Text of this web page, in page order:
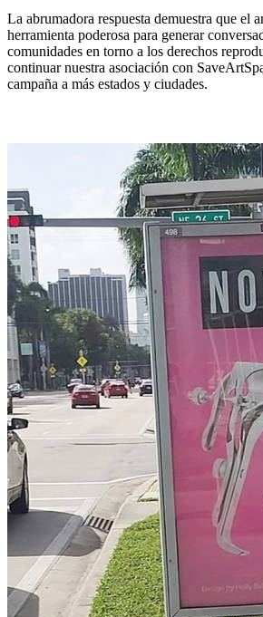
La abrumadora respuesta demuestra que el
herramienta poderosa para generar
comunidades en torno a los derechos
continuar nuestra asociación con
campaña a más estados y ciudades.